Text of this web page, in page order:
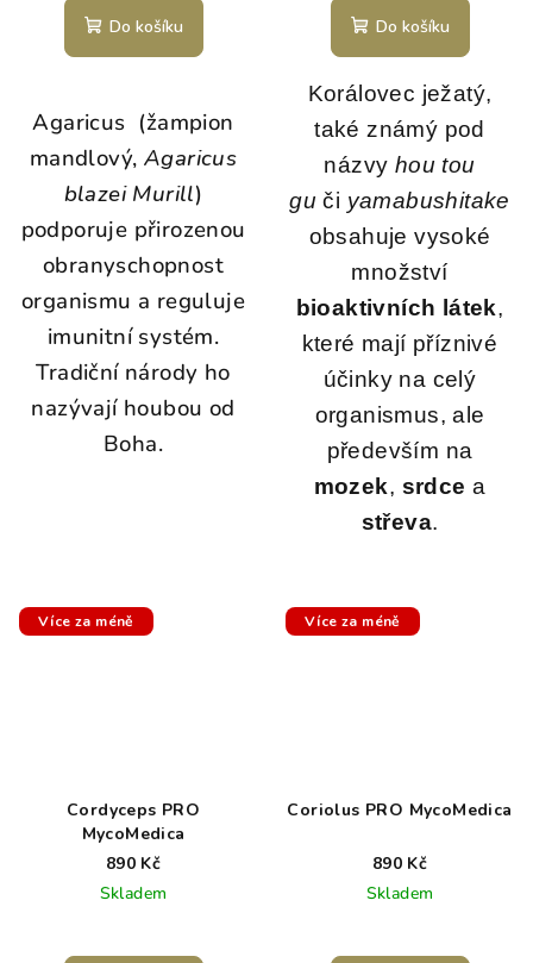
Do košíku
Agaricus (žampion
mandlový, Agaricus
blazei Murill)
podporuje přirozenou
obranyschopnost
organismu a reguluje
imunitní systém.
Tradiční národy ho
nazývají houbou od
Boha.
Do košíku
Korálovec ježatý,
také známý pod
názvy hou tou
guči yamabushitake
obsahuje vysoké
množství
bioaktivních látek,
které mají příznivé
účinky na celý
organismus, ale
především na
mozek, srdce a
střeva.
Více za méně
Cordyceps PRO
MycoMedica
890 Kč
Skladem
Více za méně
Coriolus PRO MycoMedica
890 Kč
Skladem